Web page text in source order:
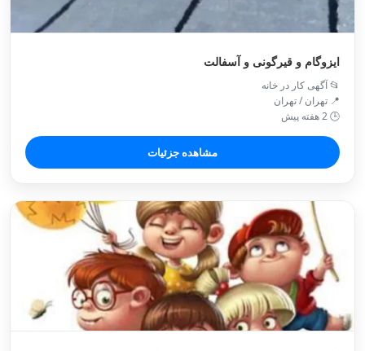
ایزوگام و قیرگونی و آسفالت
📂 آگهی کار در خانه
📍 تهران / تهران
🕒 2 هفته پیش
مشاهده جزئیات